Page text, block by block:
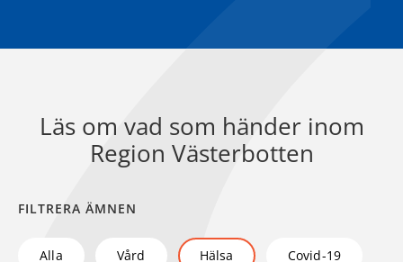
Läs om vad som händer inom
Region Västerbotten
FILTRERA ÄMNEN
Alla Vård Hälsa Covid-19